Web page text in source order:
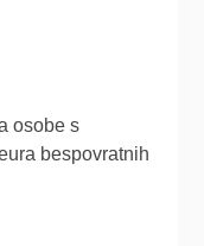
osobe s
bespovratnih